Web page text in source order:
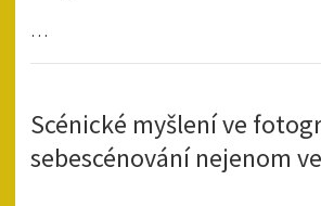
…
Scénické myšlení ve
sebescénování nejenom